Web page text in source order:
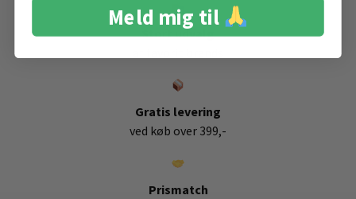
Stort udvalg
Gratis levering
ved køb over 399,-
Prismatch
Meld mig til